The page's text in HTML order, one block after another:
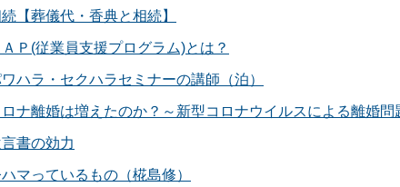
【葬儀代・香典と相続】
ＡＰ(従業員支援プログラム)とは？
ハラ・セクハラセミナーの講師（泊）
ロナ離婚は増えたのか？～新型コロナウイルスによる離婚問
書の効力
マっているもの（椛島修）